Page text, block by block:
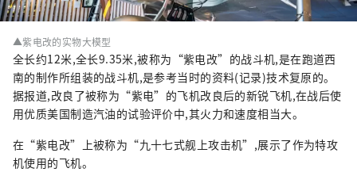
▲紫电改的实物大模型
全长约12米,全长9.35米,被称为“紫电改”的战斗机,是在跑道西
南的制作所组装的战斗机,是参考当时的资料(记录)技术复原的。
据报道,改良了被称为“紫电”的飞机改良后的新锐飞机,在战后使
用优质美国制造汽油的试验评价中,其火力和速度相当大。
在“紫电改”上被称为“九十七式舰上攻击机”,展示了作为特攻
机使用的飞机。